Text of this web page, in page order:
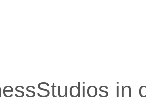
in